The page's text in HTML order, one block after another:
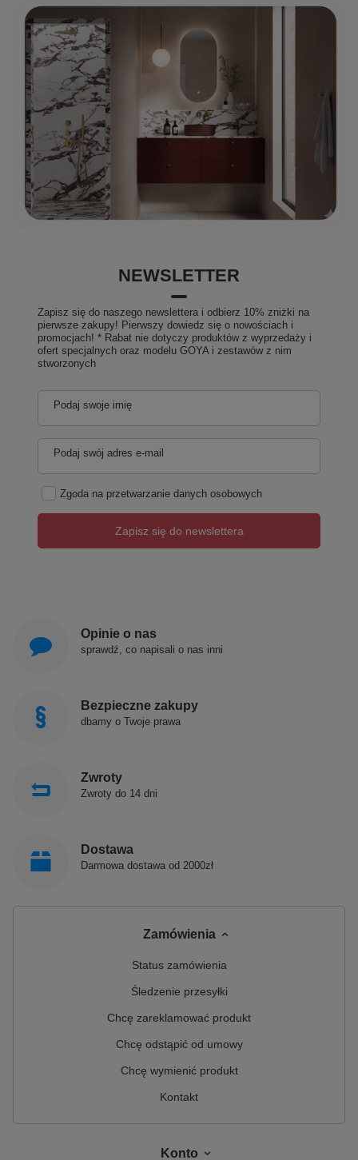
NEWSLETTER
Zapisz się do naszego newslettera i odbierz 10% zniżki na
pierwsze zakupy! Pierwszy dowiedz się o nowościach i
promocjach! * Rabat nie dotyczy produktów z wyprzedaży i
ofert specjalnych oraz modelu GOYA i zestawów z nim
stworzonych
Podaj swoje imię
Podaj swój adres e-mail
Zgoda na przetwarzanie danych osobowych
Zapisz się do newslettera
Opinie o nas
sprawdź, co napisali o nas inni
Bezpieczne zakupy
dbamy o Twoje prawa
Zwroty
Zwroty do 14 dni
Dostawa
Darmowa dostawa od 2000zł
Zamówienia
Status zamówienia
Śledzenie przesyłki
Chcę zareklamować produkt
Chcę odstąpić od umowy
Chcę wymienić produkt
Kontakt
Konto